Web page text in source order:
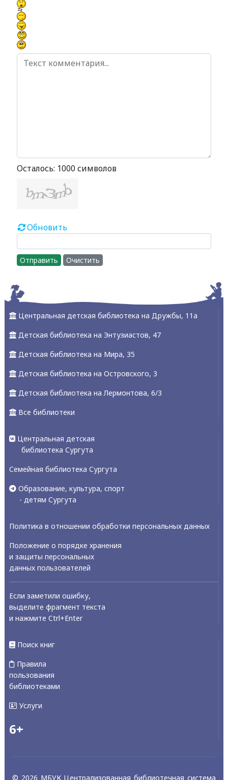
Осталось: 1000 символов
Обновить
Отправить Очистить
Центральная детская библиотека на Дружбы, 11а
Детская библиотека на Энтузиастов, 47
Детская библиотека на Мира, 35
Детская библиотека на Островского, 3
Детская библиотека на Лермонтова, 6/3
Все библиотеки
Центральная детская
библиотека Сургута
Семейная библиотека Сургута
Образование, культура, спорт
- детям Сургута
Политика в отношении обработки персональных данных
Положение о порядке хранения
и защиты персональных
данных пользователей
Если заметили ошибку,
выделите фрагмент текста
и нажмите Ctrl+Enter
Поиск книг
Правила
пользования
библиотеками
Услуги
6+
© 2026 МБУК Централизованная библиотечная система